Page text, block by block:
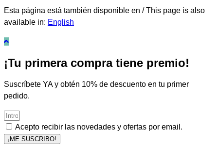
Esta página está también disponible en / This page is also
available in: English
¡Tu primera compra tiene premio!
Suscríbete YA y obtén 10% de descuento en tu primer
pedido.
Acepto recibir las novedades y ofertas por email.
¡ME SUSCRIBO!